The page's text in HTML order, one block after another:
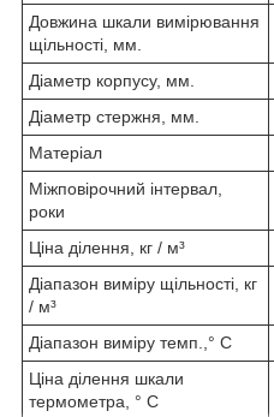
Довжина шкали вимірювання
щільності, мм.
Діаметр корпусу, мм.
Діаметр стержня, мм.
Матеріал
Міжповірочний інтервал,
роки
Ціна ділення, кг / м³
Діапазон виміру щільності, кг
/ м³
Діапазон виміру темп.,° C
Ціна ділення шкали
термометра, ° С